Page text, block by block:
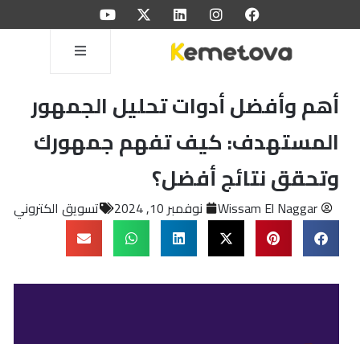
أهم وأفضل أدوات تحليل الجمهور
المستهدف: كيف تفهم جمهورك
وتحقق نتائج أفضل؟
Wissam El Naggar نوفمبر 10, 2024 تسويق الكتروني